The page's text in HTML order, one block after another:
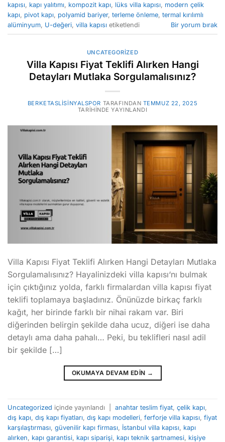
kapısı, kapı yalıtımı, kompozit kapı, lüks villa kapısı, modern çelik
kapı, pivot kapı, polyamid bariyer, terleme önleme, termal kırılımlı
alüminyum, U-değeri, villa kapısı etiketlendi Bir yorum bırak
UNCATEGORIZED
Villa Kapısı Fiyat Teklifi Alırken Hangi
Detayları Mutlaka Sorgulamalısınız?
BERKETASLISINYALSPOR TARAFINDAN TEMMUZ 22, 2025
TARIHINDE YAYINLANDI
Villa Kapısı Fiyat Teklifi Alırken Hangi Detayları Mutlaka
Sorgulamalısınız? Hayalinizdeki villa kapısı‘nı bulmak
için çıktığınız yolda, farklı firmalardan villa kapısı fiyat
teklifi toplamaya başladınız. Önünüzde birkaç farklı
kağıt, her birinde farklı bir nihai rakam var. Biri
diğerinden belirgin şekilde daha ucuz, diğeri ise daha
detaylı ama daha pahalı… Peki, bu teklifleri nasıl adil
bir şekilde […]
OKUMAYA DEVAM EDIN →
Uncategorized içinde yayınlandı anahtar teslim fiyat, çelik kapı,
dış kapı, dış kapı fiyatları, dış kapı modelleri, ferforje villa kapısı, fiyat
karşılaştırması, güvenilir kapı firması, İstanbul villa kapısı, kapı
alırken, kapı garantisi, kapı siparişi, kapı teknik şartnamesi, kişiye